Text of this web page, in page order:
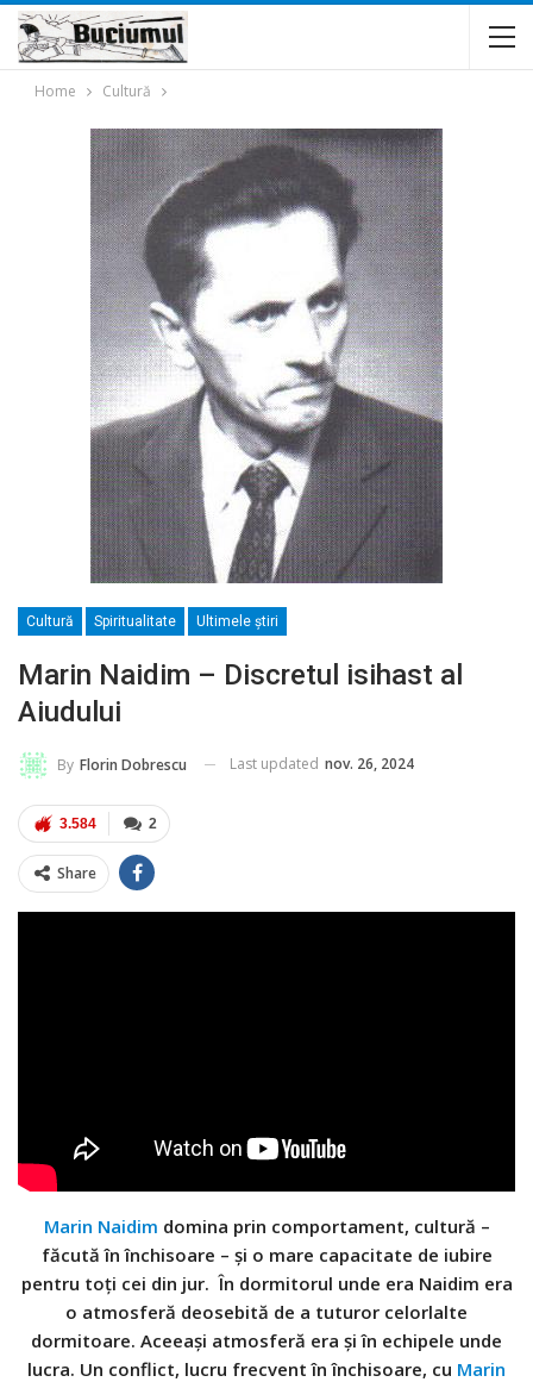
Home Cultură
Cultură Spiritualitate Ultimele ştiri
Marin Naidim – Discretul isihast al
Aiudului
By Florin Dobrescu Last updated nov. 26, 2024
2
3.584
Share
Marin Naidim domina prin comportament, cultură –
făcută în închisoare – și o mare capacitate de iubire
pentru toți cei din jur. În dormitorul unde era Naidim era
o atmosferă deosebită de a tuturor celorlalte
dormitoare. Aceeași atmosferă era și în echipele unde
lucra. Un conflict, lucru frecvent în închisoare, cu Marin